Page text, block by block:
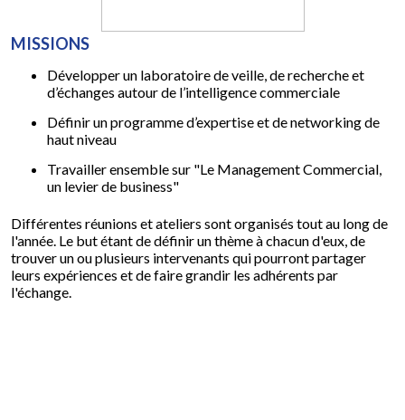
MISSIONS
Développer un laboratoire de veille, de recherche et
d’échanges autour de l’intelligence commerciale
Définir un programme d’expertise et de networking de
haut niveau
Travailler ensemble sur "Le Management Commercial,
un levier de business"
Différentes réunions et ateliers sont organisés tout au long de
l'année. Le but étant de définir un thème à chacun d'eux, de
trouver un ou plusieurs intervenants qui pourront partager
leurs expériences et de faire grandir les adhérents par
l'échange.